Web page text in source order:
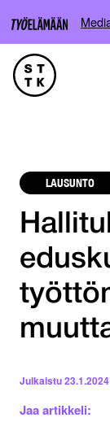
LAUSUNTO
Julkaistu23.1.2024
Jaa artikkeli: